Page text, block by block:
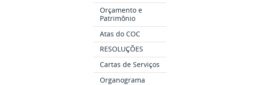
Orçamento e
Patrimônio
Atas do COC
RESOLUÇÕES
Cartas de Serviços
Organograma